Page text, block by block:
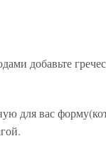
добавьте
вас